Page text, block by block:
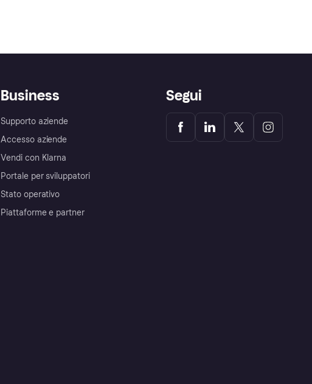
Business
Supporto aziende
Accesso aziende
Vendi con Klarna
Portale per sviluppatori
Stato operativo
Piattaforme e partner
Segui